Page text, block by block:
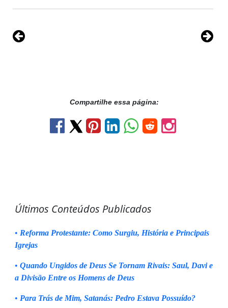
Compartilhe essa página:
Últimos Conteúdos Publicados
• Reforma Protestante: Como Surgiu, História e Principais
Igrejas
• Quando Ungidos de Deus Se Tornam Rivais: Saul, Davi e
a Divisão Entre os Homens de Deus
• Para Trás de Mim, Satanás: Pedro Estava Possuído?